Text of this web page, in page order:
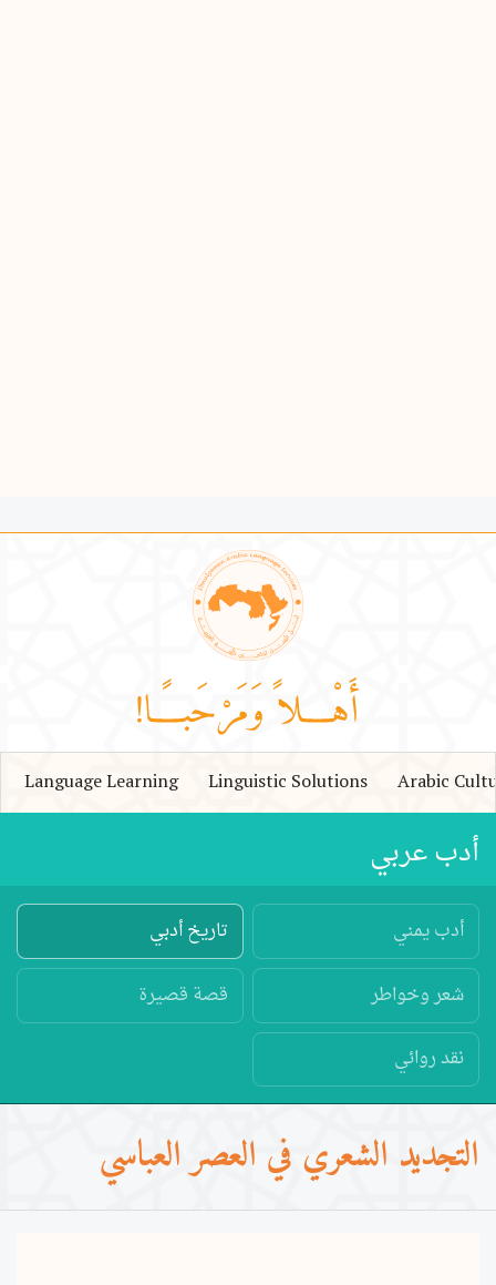
Language Learning Linguistic Solutions Arabic
أدب عربي
أدب يمني
تاريخ أدبي
شعر وخواطر
قصة قصيرة
نقد روائي
التجديد الشعري في العصر العباسي